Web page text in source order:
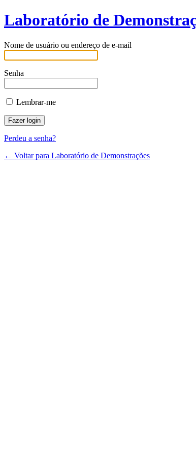
Laboratório de
Nome de usuário ou endereço de e-mail
Senha
Lembrar-me
Perdeu a senha?
← Voltar para Laboratório de Demonstrações